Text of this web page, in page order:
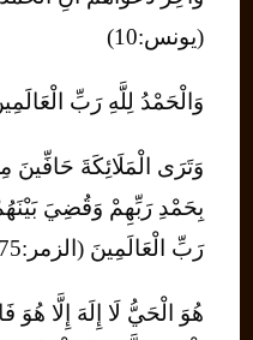
(يونس:10)
وَالْحَمْدُ لِلَّهِ رَبِّ
وَتَرَى الْمَلَائِكَةَ
بِحَمْدِ رَبِّهِمْ وَقُضِيَ
رَبِّ الْعَالَمِينَ (الزمر:75)
هُوَ الْحَيُّ لَا إِلَهَ إِلَّا هُوَ